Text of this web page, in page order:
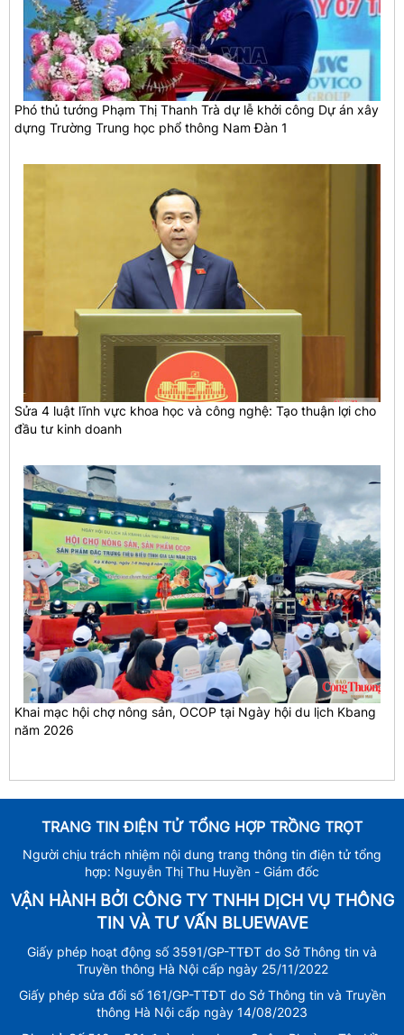
Phó thủ tướng Phạm Thị Thanh Trà dự lễ khởi công Dự án xây
dựng Trường Trung học phổ thông Nam Đàn 1
Sửa 4 luật lĩnh vực khoa học và công nghệ: Tạo thuận lợi cho
đầu tư kinh doanh
Khai mạc hội chợ nông sản, OCOP tại Ngày hội du lịch Kbang
năm 2026
TRANG TIN ĐIỆN TỬ TỔNG HỢP TRỒNG TRỌT
Người chịu trách nhiệm nội dung trang thông tin điện tử tổng
hợp: Nguyễn Thị Thu Huyền - Giám đốc
VẬN HÀNH BỞI CÔNG TY TNHH DỊCH VỤ THÔNG
TIN VÀ TƯ VẤN BLUEWAVE
Giấy phép hoạt động số 3591/GP-TTĐT do Sở Thông tin và
Truyền thông Hà Nội cấp ngày 25/11/2022
Giấy phép sửa đổi số 161/GP-TTĐT do Sở Thông tin và Truyền
thông Hà Nội cấp ngày 14/08/2023